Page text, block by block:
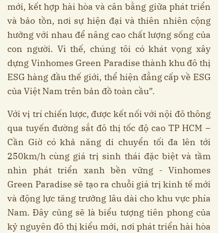
mới, kết hợp hài hòa và cân bằng giữa phát triển
và bảo tồn, nơi sự hiện đại và thiên nhiên cộng
hưởng với nhau để nâng cao chất lượng sống của
con người. Vì thế, chúng tôi có khát vọng xây
dựng Vinhomes Green Paradise thành khu đô thị
ESG hàng đầu thế giới, thể hiện đẳng cấp về ESG
của Việt Nam trên bản đồ toàn cầu”.
Với vị trí chiến lược, được kết nối với nội đô thông
qua tuyến đường sắt đô thị tốc độ cao TP HCM –
Cần Giờ có khả năng di chuyển tối đa lên tới
250km/h cùng giá trị sinh thái đặc biệt và tầm
nhìn phát triển xanh bền vững - Vinhomes
Green Paradise sẽ tạo ra chuỗi giá trị kinh tế mới
và động lực tăng trưởng lâu dài cho khu vực phía
Nam. Đây cũng sẽ là biểu tượng tiên phong của
kỷ nguyên đô thị kiểu mới, nơi phát triển hài hòa